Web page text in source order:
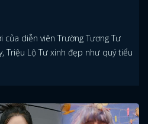
diễn viên Trường Tương Tư
Triệu Lộ Tư xinh đẹp như quý tiểu